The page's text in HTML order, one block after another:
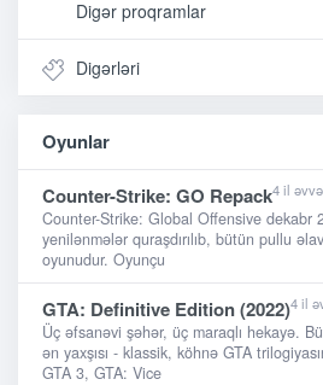
Digər proqramlar
Digərləri
Oyunlar
Counter-Strike: GO Repack4 il
Counter-Strike: Global Offensive dekabr
yenilənmələr quraşdırılıb, bütün pullu
oyunudur. Oyunçu
GTA: Definitive Edition (2022)4 il
Üç əfsanəvi şəhər, üç maraqlı hekayə.
ən yaxşısı - klassik, köhnə GTA
GTA 3, GTA: Vice